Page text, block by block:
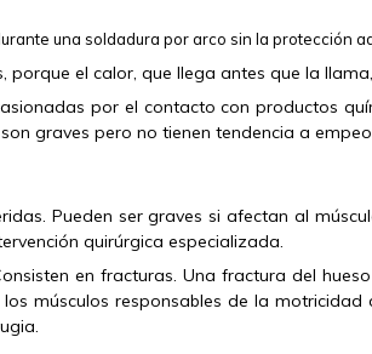
una soldadura por arco sin la protección
porque el calor, que llega antes que la
por el contacto con productos
graves pero no tienen tendencia a
Pueden ser graves si afectan al
quirúrgica especializada.
en fracturas. Una fractura del
músculos responsables de la